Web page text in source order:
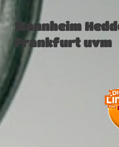
Mannheim
Frankfurt uvm